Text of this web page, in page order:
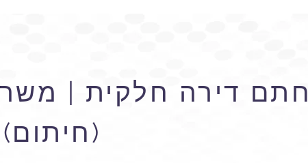
חתם דירה חלקית |
(חיתום)